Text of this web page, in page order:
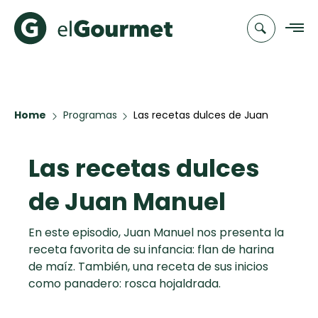
Recetas
Populares
Hot Pancakes
Aguachile de
Camarón de
Categorias
Cupcakes y
Muffins
A Pura Dulzura
Canal de
Novedades
Club
elGourmet
Home Programas
Las recetas dulces de Juan
Las recetas dulces
de Juan Manuel
En este episodio, Juan Manuel nos presenta la
receta favorita de su infancia: flan de harina
de maíz. También, una receta de sus inicios
como panadero: rosca hojaldrada.